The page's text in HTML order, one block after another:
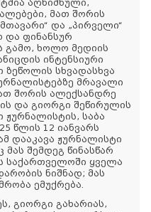
აღნიშნული,
მათ შორის
და „პირველი“
და ფინანსურ
გამო, ხოლო მედიის
ინტენსიური
სხვადასხვა
მრავალი
შორის ალექსანდრე
და გიორგი შეწირულის
ჟურნალისტის, საბა
წლის 12 იანვარს
დააკავა ჟურნალისტი
შემდეგ წინასწარ
საქართველოში ყველა
ნიშნად; მას
ემუქრება.
გიორგი გახარიას,